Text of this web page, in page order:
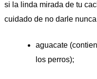
si la linda mirada de tu
cuidado de no darle
aguacate
los perros);